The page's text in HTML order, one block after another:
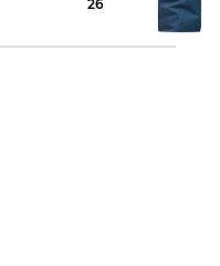
266,69 €
400,00